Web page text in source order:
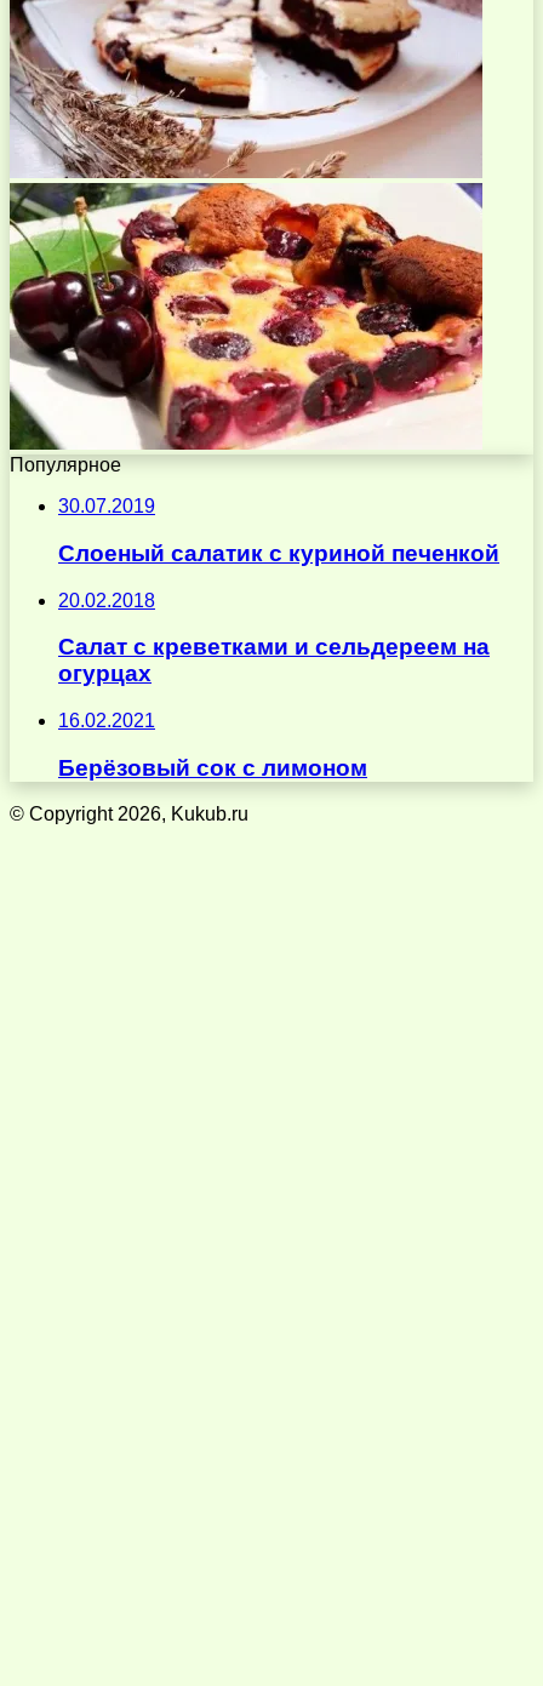
Популярное
30.07.2019
Слоеный салатик с куриной печенкой
20.02.2018
Салат с креветками и сельдереем на
огурцах
16.02.2021
Берёзовый сок с лимоном
© Copyright 2026, Kukub.ru